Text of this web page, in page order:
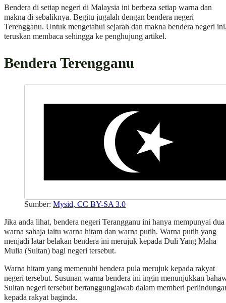
Bendera di setiap negeri di Malaysia ini berbeza setiap warna dan
makna di sebaliknya. Begitu jugalah dengan bendera negeri
Terengganu. Untuk mengetahui sejarah dan makna bendera negeri
teruskan membaca sehingga ke penghujung artikel.
Bendera Terengganu
Sumber: Mysid, CC BY-SA 3.0
Jika anda lihat, bendera negeri Terangganu ini hanya mempunyai dua
warna sahaja iaitu warna hitam dan warna putih. Warna putih yang
menjadi latar belakan bendera ini merujuk kepada Duli Yang Maha
Mulia (Sultan) bagi negeri tersebut.
Warna hitam yang memenuhi bendera pula merujuk kepada rakyat
negeri tersebut. Susunan warna bendera ini ingin menunjukkan
Sultan negeri tersebut bertanggungjawab dalam memberi
kepada rakyat baginda.